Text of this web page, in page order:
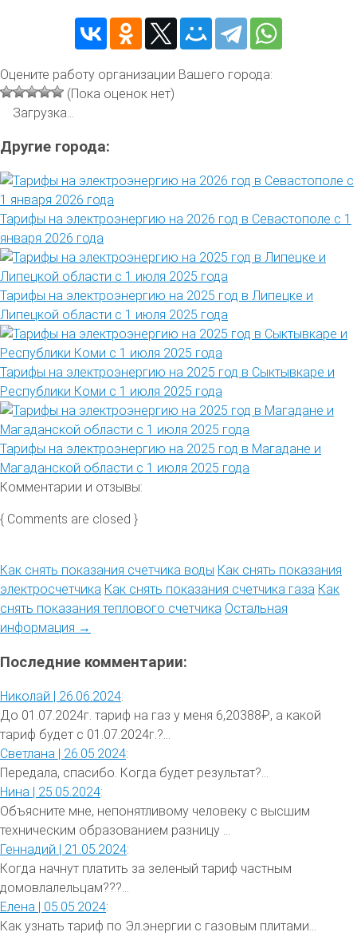
Оцените работу организации Вашего города:
(Пока оценок нет)
Загрузка...
Другие города:
Тарифы на электроэнергию на 2026 год в Севастополе с 1
января 2026 года
Тарифы на электроэнергию на 2025 год в Липецке и
Липецкой области с 1 июля 2025 года
Тарифы на электроэнергию на 2025 год в Сыктывкаре и
Республики Коми с 1 июля 2025 года
Тарифы на электроэнергию на 2025 год в Магадане и
Магаданской области с 1 июля 2025 года
Комментарии и отзывы:
{ Comments are closed }
Как снять показания счетчика воды Как снять показания
электросчетчика Как снять показания счетчика газа Как
снять показания теплового счетчика Остальная
информация →
Последние комментарии:
Николай | 26.06.2024:
До 01.07.2024г. тариф на газ у меня 6,20388₽, а какой
тариф будет с 01.07.2024г.?...
Светлана | 26.05.2024:
Передала, спасибо. Когда будет результат?...
Нина | 25.05.2024:
Объясните мне, непонятливому человеку с высшим
техническим образованием разницу ...
Геннадий | 21.05.2024:
Когда начнут платить за зеленый тариф частным
домовлалельцам???...
Елена | 05.05.2024:
Как узнать тариф по Эл.энергии с газовым плитами...